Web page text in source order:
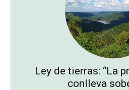
Ley de tierras: “La
conlleva